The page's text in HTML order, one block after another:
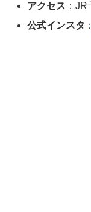
アクセス ：
公式インスタ ：